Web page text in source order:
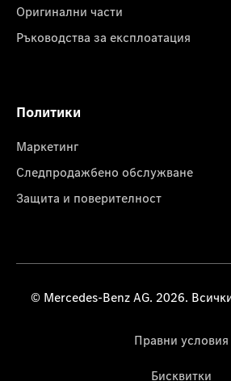
Оригинални части
Ръководства за експлоатация
Политики
Маркетинг
Следпродажбено обслужване
Защита и поверителност
© Mercedes-Benz AG. 2026.
Правни условия
Бисквитки